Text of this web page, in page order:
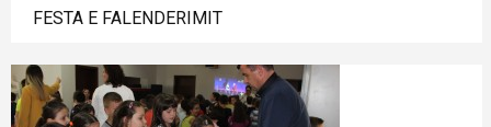
FESTA E FALENDERIMIT